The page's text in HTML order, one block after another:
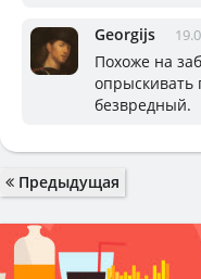
Georgijs
Похоже на
опрыскивать
безвредный.
Предыдущая